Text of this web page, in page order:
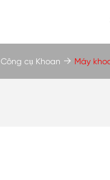
Công cụ Khoan Máy